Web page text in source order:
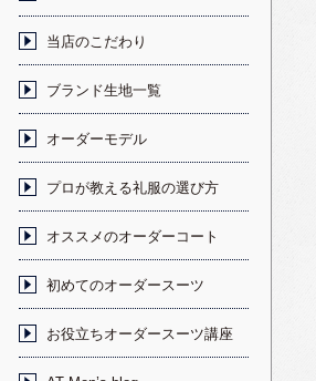
当店のこだわり
ブランド生地一覧
オーダーモデル
プロが教える礼服の選び方
オススメのオーダーコート
初めてのオーダースーツ
お役立ちオーダースーツ講座